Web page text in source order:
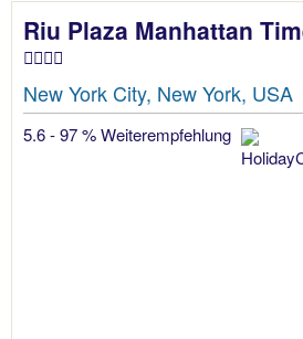
Riu Plaza Manhattan
New York City, New York, USA
5.6 - 97 % Weiterempfehlung